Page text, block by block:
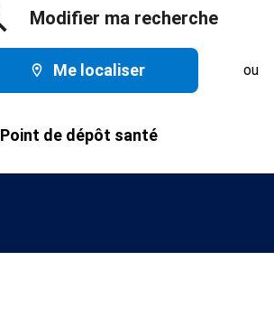
Modifier ma recherche
Me localiser ou
Point de dépôt santé